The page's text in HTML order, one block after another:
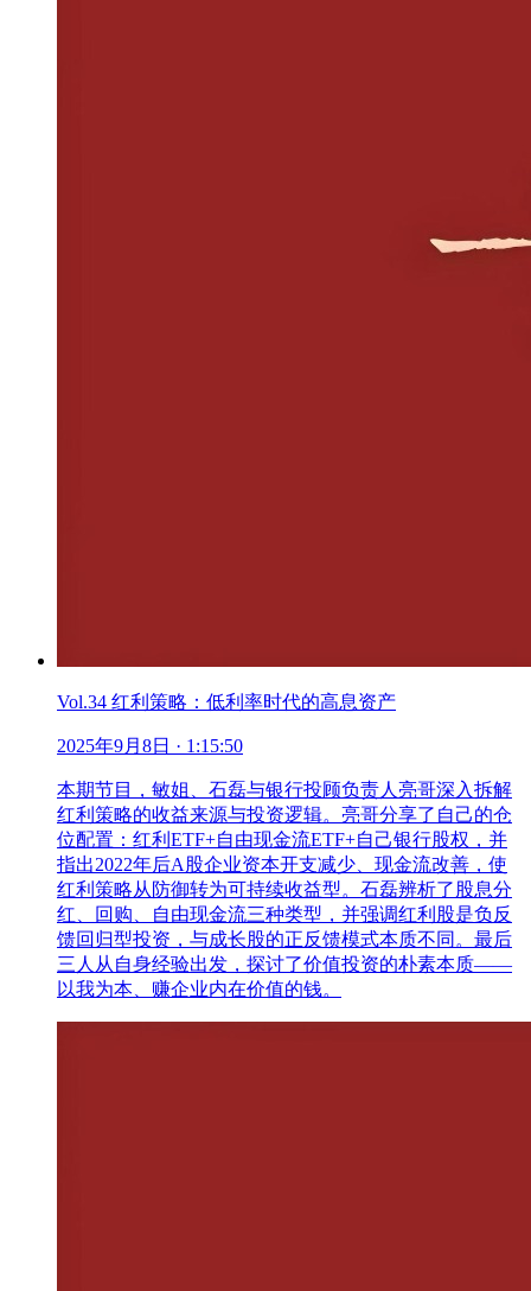
Vol.34 红利策略：低利率时代的高息资产
2025年9月8日 · 1:15:50
本期节目，敏姐、石磊与银行投顾负责人亮哥深入拆解
红利策略的收益来源与投资逻辑。亮哥分享了自己的仓
位配置：红利ETF+自由现金流ETF+自己银行股权，并
指出2022年后A股企业资本开支减少、现金流改善，使
红利策略从防御转为可持续收益型。石磊辨析了股息分
红、回购、自由现金流三种类型，并强调红利股是负反
馈回归型投资，与成长股的正反馈模式本质不同。最后
三人从自身经验出发，探讨了价值投资的朴素本质——
以我为本、赚企业内在价值的钱。